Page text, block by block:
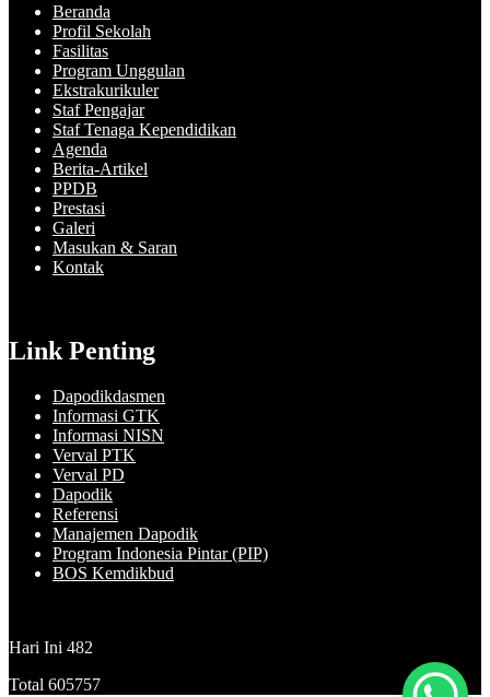
Beranda
Profil Sekolah
Fasilitas
Program Unggulan
Ekstrakurikuler
Staf Pengajar
Staf Tenaga Kependidikan
Agenda
Berita-Artikel
PPDB
Prestasi
Galeri
Masukan & Saran
Kontak
Link Penting
Dapodikdasmen
Informasi GTK
Informasi NISN
Verval PTK
Verval PD
Dapodik
Referensi
Manajemen Dapodik
Program Indonesia Pintar (PIP)
BOS Kemdikbud
Hari Ini 482
Total 605757